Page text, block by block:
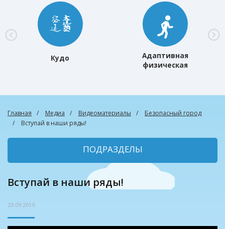
Кудо
Адаптивная
физическая
Главная Медиа Видеоматериалы
Безопасный город
Вступай в наши ряды!
ПОДРАЗДЕЛЫ
Вступай в наши ряды!
23.09.2019